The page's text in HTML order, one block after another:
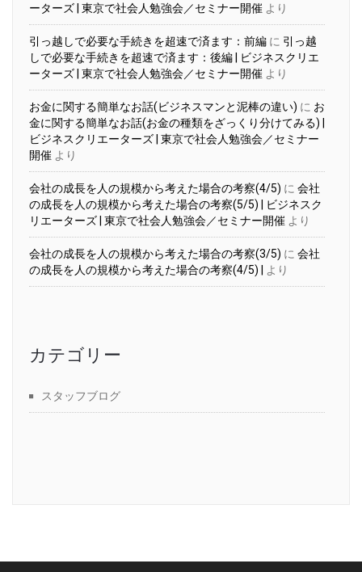
ーターズ | 東京で社会人勉強会／セミナー開催 より
引っ越しで必要な手続きを超速で済ます：前編 に 引っ越
しで必要な手続きを超速で済ます：後編 | ビジネスクリエ
ーターズ | 東京で社会人勉強会／セミナー開催 より
お金に関する簡単なお話(ビジネスマンと泥棒の違い) に お
金に関する簡単なお話(お金の種類をざっくり分けてみる) |
ビジネスクリエーターズ | 東京で社会人勉強会／セミナー
開催 より
会社の成長を人の規模から考えた場合の考察(4/5) に 会社
の成長を人の規模から考えた場合の考察(5/5) | ビジネスク
リエーターズ | 東京で社会人勉強会／セミナー開催 より
会社の成長を人の規模から考えた場合の考察(3/5) に 会社
の成長を人の規模から考えた場合の考察(4/5) |
より
カテゴリー
スタッフブログ